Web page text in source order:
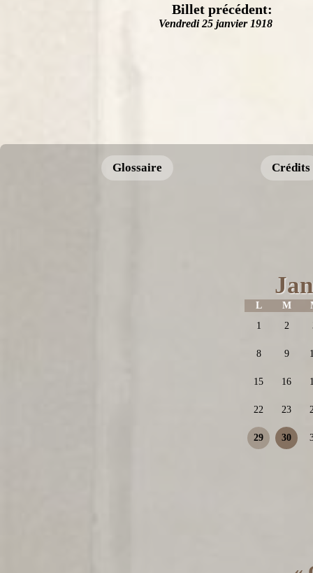
Billet précédent:
Vendredi 25 janvier 1918
Glossaire Crédits
L M
1
2
8 9
15 16
22 23
29 30